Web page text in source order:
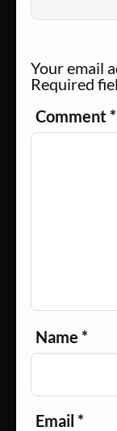
Your email
Required
Comment *
Name *
Email *